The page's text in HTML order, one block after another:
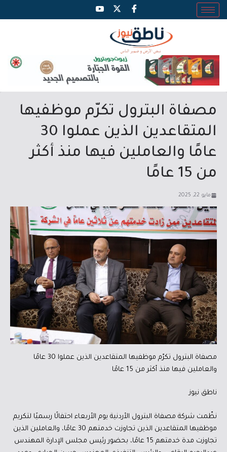
مصفاة البترول تكرّم موظفيها
المتقاعدين الذين عملوا 30
عامًا والعاملين فيها منذ أكثر
من 15 عامًا
مايو 22, 2025
مصفاة البترول تكرّم موظفيها المتقاعدين الذين عملوا 30 عامًا
والعاملين فيها منذ أكثر من 15 عامًا
ناطق نيوز
نظّمت شركة مصفاة البترول الأردنية يوم الأربعاء احتفالًا رسميًا لتكريم
موظفيها المتقاعدين الذين تجاوزت خدمتهم 30 عامًا، والعاملين الذين
تجاوزت مدة خدمتهم 15 عامًا، بحضور رئيس مجلس الإدارة المهندس